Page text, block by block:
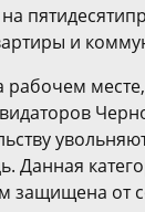
и
рабочем месте,
Данная
защищена от